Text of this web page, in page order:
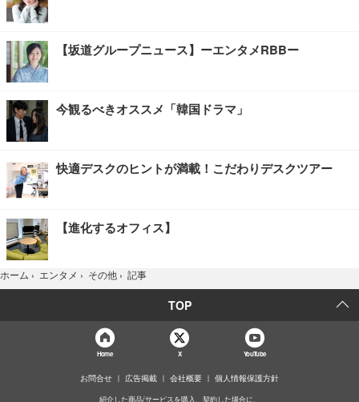
【坂道グループニュース】ーエンタメRBBー
今観るべきオススメ「韓国ドラマ」
快適デスクのヒントが満載！こだわりデスクツアー
【進化するオフィス】
ホーム › エンタメ › その他 › 記事
TOP
Home X YouTube
お問合せ 広告掲載 会社概要 個人情報保護方針
紹介した商品/サービスを購入、契約した場合に、